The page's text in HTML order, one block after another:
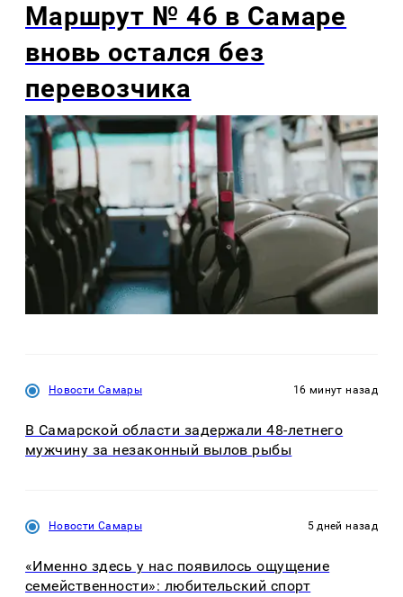
Маршрут № 46 в Самаре
вновь остался без
перевозчика
Новости Самары 16 минут назад
В Самарской области задержали 48-летнего
мужчину за незаконный вылов рыбы
Новости Самары 5 дней назад
«Именно здесь у нас появилось ощущение
семейственности»: любительский спорт